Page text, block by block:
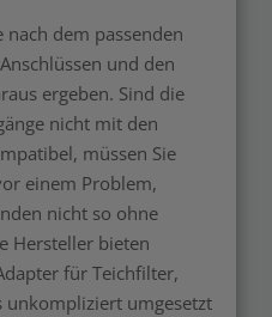
nach dem passenden
und den
ergeben. Sind die
nicht mit den
müssen Sie
einem Problem,
nicht so ohne
Hersteller bieten
für Teichfilter,
unkompliziert umgesetzt